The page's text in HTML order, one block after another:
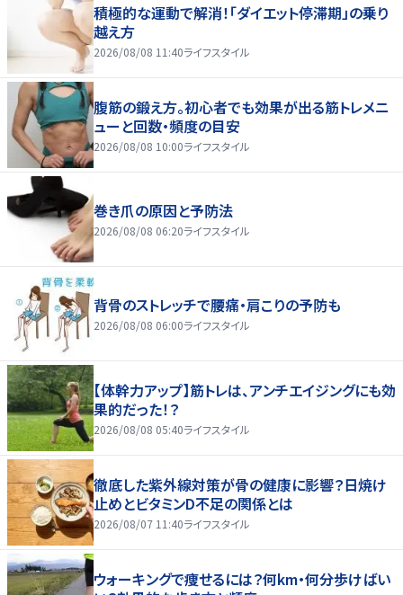
積極的な運動で解消！「ダイエット停滞期」の乗り
越え方
2026/08/08 11:40ライフスタイル
腹筋の鍛え方。初心者でも効果が出る筋トレメニ
ューと回数・頻度の目安
2026/08/08 10:00ライフスタイル
巻き爪の原因と予防法
2026/08/08 06:20ライフスタイル
背骨のストレッチで腰痛・肩こりの予防も
2026/08/08 06:00ライフスタイル
【体幹力アップ】筋トレは、アンチエイジングにも効
果的だった！？
2026/08/08 05:40ライフスタイル
徹底した紫外線対策が骨の健康に影響？日焼け
止めとビタミンD不足の関係とは
2026/08/07 11:40ライフスタイル
ウォーキングで痩せるには？何km・何分歩けばい